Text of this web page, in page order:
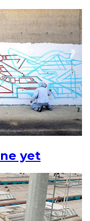
yet